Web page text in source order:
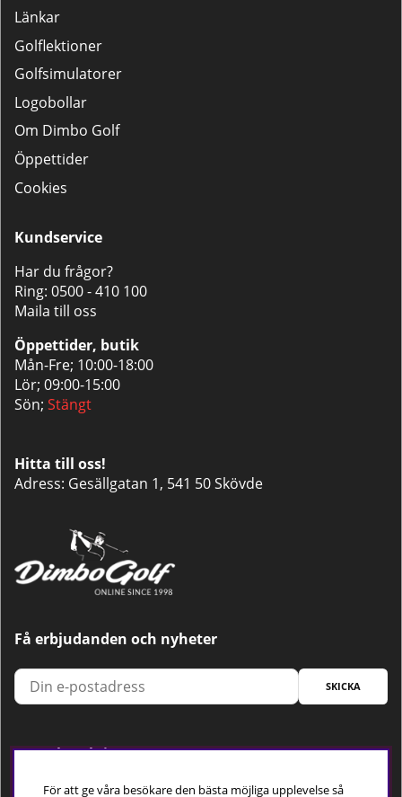
Länkar
Golflektioner
Golfsimulatorer
Logobollar
Om Dimbo Golf
Öppettider
Cookies
Kundservice
Har du frågor?
Ring: 0500 - 410 100
Maila till oss
Öppettider, butik
Mån-Fre; 10:00-18:00
Lör; 09:00-15:00
Sön; Stängt
Hitta till oss!
Adress: Gesällgatan 1, 541 50 Skövde
Få erbjudanden och nyheter
SKICKA
Trygg betalning
För att ge våra besökare den bästa möjliga upplevelse så